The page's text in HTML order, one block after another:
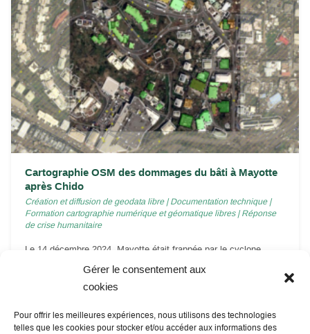
Gérer le consentement aux
cookies
Pour offrir les meilleures expériences, nous utilisons des technologies
telles que les cookies pour stocker et/ou accéder aux informations des
Cartographie OSM des dommages du bâti à Mayotte
après Chido
Création et diffusion de geodata libre|Documentation technique|
Formation cartographie numérique et géomatique libres|Réponse
de crise humanitaire
Le 14 décembre 2024, Mayotte était frappée par le cyclone